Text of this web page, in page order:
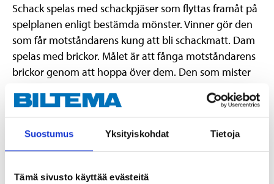
Suostumus Yksityiskohdat Tietoja
Tämä sivusto käyttää evästeitä
Schack spelas med schackpjäser som flyttas framåt på
spelplanen enligt bestämda mönster. Vinner gör den
som får motståndarens kung att bli schackmatt. Dam
spelas med brickor. Målet är att fånga motståndarens
brickor genom att hoppa över dem. Den som mister
Vikbar spelplan
Spelplanen är vikbar med förvaring av pjäserna inuti.
VARNING!Innehåller smådelar. Risk för kvävning. Inte